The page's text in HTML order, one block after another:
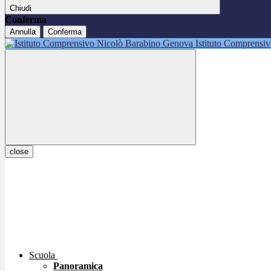
Chiudi
Conferma
Annulla Conferma
Istituto
close
Scuola
Panoramica